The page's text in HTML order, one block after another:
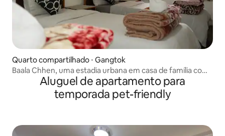
Quarto compartilhado ⋅ Gangtok
Baala Chhen, uma estadia urbana em casa de família com
compartilhamento de quarto
Aluguel de apartamento para
temporada pet-friendly